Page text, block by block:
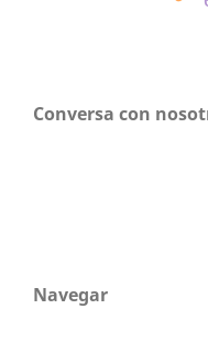
Conversa con
Navegar